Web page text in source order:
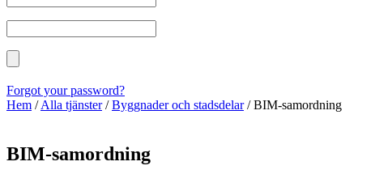
Forgot your password?
Hem /Alla tjänster/Byggnader och stadsdelar/BIM-samordning
BIM-samordning